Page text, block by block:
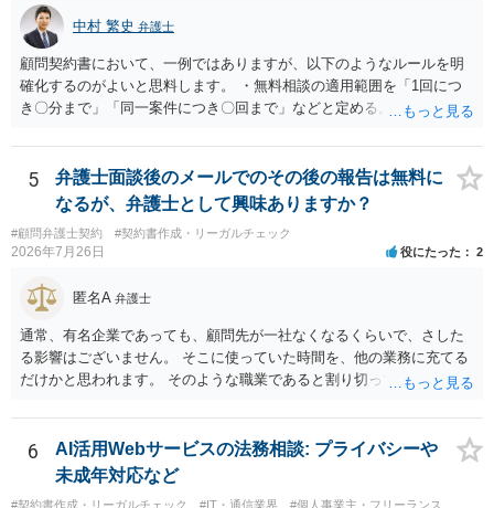
すと、押し負けて支払うかもと考えますので、弁護士に依頼するなど
して対応をすれば、より裁判をしてくる可能性は減りますが、当然費
用がかかります。 毅然と拒否して後は裁判するならしてくださいの対
応、弁護士に依頼して同様の対応、裁判してきたら、従業員にて粛々
と対応のどれかを選択することになります。 以上、ご参考まで。
中村 繁史 弁護士
顧問契約書において、一例ではありますが、以下のようなルールを明
確化するのがよいと思料します。 ・無料相談の適用範囲を「1回につ
き〇分まで」「同一案件につき〇回まで」などと定める。 ・無料相談
ず、継続して対応する場合は「個別受任（有料契約）」が必要であ
る。 ・無料相談から個別の事件処理へ移行する場合は、弁護士と従業
員との間で必ず個別の委任契約書を締結し、着手金や報酬等の費用体
系を事前に明示する手続を義務付ける。 相談料が無料であっても、法
律相談という法的サービスを提供する以上、弁護士は善良な管理者の
注意をもって対応する義務（善管注意義務）を負うものと思料しま
す。したがって、著しく不誠実な対応、放置、あるいは誤った不当な
回答を繰り返したような場合には、弁護士法上の誠実義務違反や品位
保持違反（弁護士法56条1項）として、弁護士会の懲戒対象となり得る
との理解でよいと考えます。 新たな法律事務所を探す手段について
は、このウェブサイトで探す方法のほか、弁護士会や法律事務所に直
5
弁護士面談後のメールでのその後の報告は無料に
なるが、弁護士として興味ありますか？
#顧問弁護士契約 #契約書作成・リーガルチェック
2026年7月26日 役にたった 2
匿名A 弁護士
通常、有名企業であっても、顧問先が一社なくなるくらいで、さした
る影響はございません。 そこに使っていた時間を、他の業務に充てる
だけかと思われます。 そのような職業であると割り切ってご相談され
相談者様のご意見が反映されることを、お祈りしております。
6
AI活用Webサービスの法務相談: プライバシーや
未成年対応など
#契約書作成・リーガルチェック #IT・通信業界 #個人事業主・フリーランス